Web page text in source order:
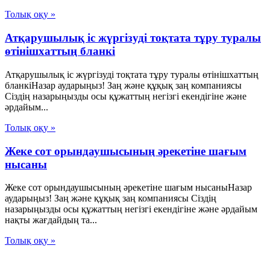
Толық оқу »
Атқарушылық іс жүргізуді тоқтата тұру туралы
өтінішхаттың бланкі
Атқарушылық іс жүргізуді тоқтата тұру туралы өтінішхаттың
бланкіНазар аударыңыз! Заң және құқық заң компаниясы
Сіздің назарыңызды осы құжаттың негізгі екендігіне және
әрдайым...
Толық оқу »
Жеке сот орындаушысының әрекетіне шағым
нысаны
Жеке сот орындаушысының әрекетіне шағым нысаныНазар
аударыңыз! Заң және құқық заң компаниясы Сіздің
назарыңызды осы құжаттың негізгі екендігіне және әрдайым
нақты жағдайдың та...
Толық оқу »